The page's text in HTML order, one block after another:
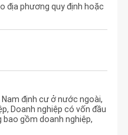
địa phương quy định hoặc
định cư ở nước ngoài,
Doanh nghiệp có vốn đầu
gồm doanh nghiệp,